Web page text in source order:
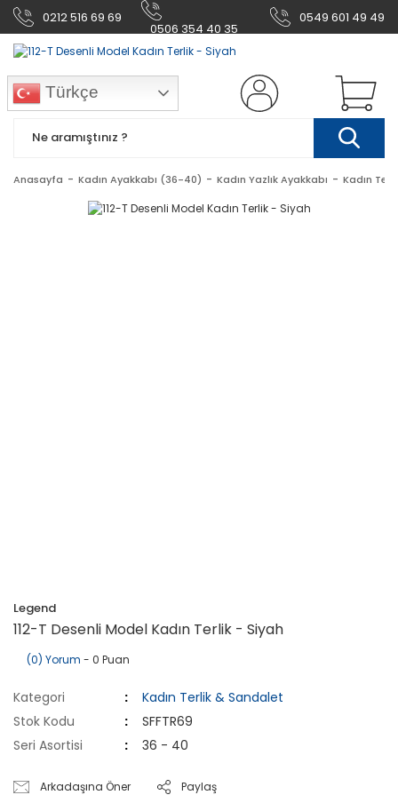
0212 516 69 69
0506 354 40 35
0549 601 49 49
Türkçe
Anasayfa Kadın Ayakkabı (36-40) Kadın Yazlık Ayakkabı Kadın
Legend
112-T Desenli Model Kadın Terlik - Siyah
(0) Yorum - 0 Puan
Kategori
Kadın Terlik & Sandalet
Stok Kodu
SFFTR69
Seri Asortisi
36 - 40
Arkadaşına Öner Paylaş